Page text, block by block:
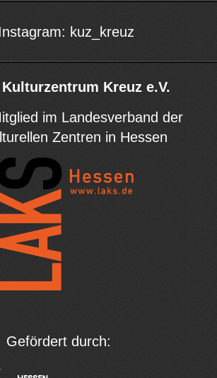
kuz_kreuz
Kreuz e.V.
im Landesverband der
Zentren in Hessen
Gefördert durch: